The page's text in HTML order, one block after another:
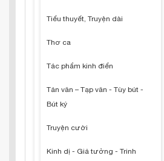
Tiểu thuyết, Truyện dài
Thơ ca
Tác phẩm kinh điển
Tản văn – Tạp văn - Tùy bút -
Bút ký
Truyện cười
Kinh dị - Giả tưởng - Trinh